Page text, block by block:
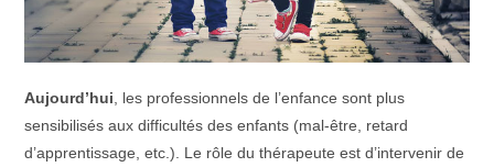
Aujourd’hui , les professionnels de l’enfance sont plus
sensibilisés aux difficultés des enfants (mal-être, retard
d’apprentissage, etc.). Le rôle duthérapeute est d’intervenir de